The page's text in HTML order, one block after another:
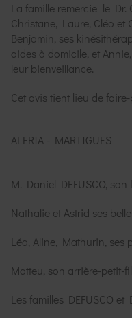
La famille remercie le Dr.
Christane, Laure, Cléo et
Benjamin, ses
aides à domicile, et
leur bienveillance.
Cet avis tient lieu de
ALERIA - MARTIGUES
M. Daniel DEFUSCO, son
Nathalie et Astrid ses
Léa, Aline, Mathurin, ses
Matteu, son arrière-petit-
Les familles DEFUSCO et